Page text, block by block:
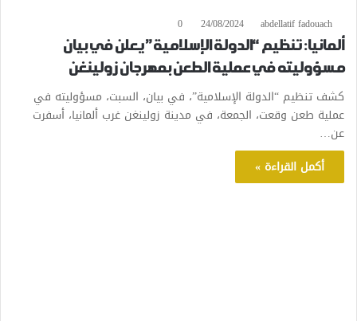
abdellatif fadouach
24/08/2024
0
ألمانيا: تنظيم “الدولة الإسلامية” يعلن في بيان
مسؤوليته في عملية الطعن بمهرجان زولينغن
كشف تنظيم “الدولة الإسلامية”، في بيان، السبت، مسؤوليته في
عملية طعن وقعت، الجمعة، في مدينة زولينغن غرب ألمانيا، أسفرت
عن…
أكمل القراءة »